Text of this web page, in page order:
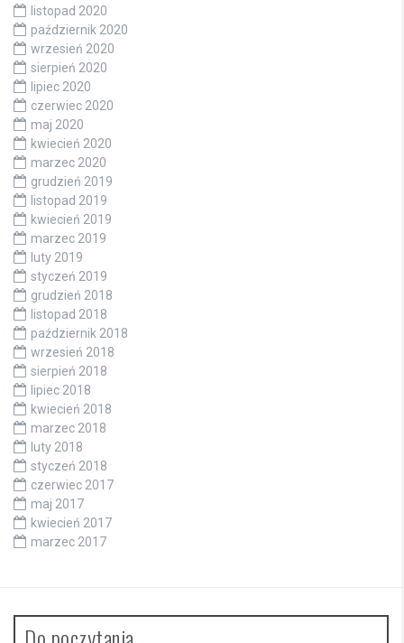
listopad 2020
październik 2020
wrzesień 2020
sierpień 2020
lipiec 2020
czerwiec 2020
maj 2020
kwiecień 2020
marzec 2020
grudzień 2019
listopad 2019
kwiecień 2019
marzec 2019
luty 2019
styczeń 2019
grudzień 2018
listopad 2018
październik 2018
wrzesień 2018
sierpień 2018
lipiec 2018
kwiecień 2018
marzec 2018
luty 2018
styczeń 2018
czerwiec 2017
maj 2017
kwiecień 2017
marzec 2017